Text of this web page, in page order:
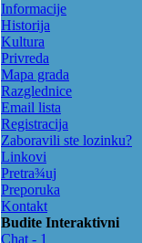
Informacije
Historija
Kultura
Privreda
Mapa grada
Razglednice
Email lista
Registracija
Zaboravili ste lozinku?
Linkovi
Pretra¾uj
Preporuka
Kontakt
Budite Interaktivni
Chat - 1